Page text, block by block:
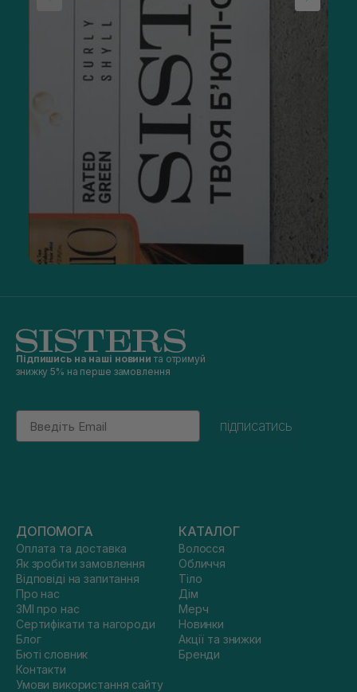
Підпишись на наші новини та отримуй
знижку 5% на перше замовлення
Email
підписатись
ДОПОМОГА
Оплата та доставка
Як зробити замовлення
Відповіді на запитання
Про нас
ЗМІ про нас
Сертифікати та нагороди
Блог
Бюті словник
Контакти
Умови використання сайту
КАТАЛОГ
Волосся
Обличчя
Тіло
Дім
Мерч
Новинки
Акції та знижки
Бренди